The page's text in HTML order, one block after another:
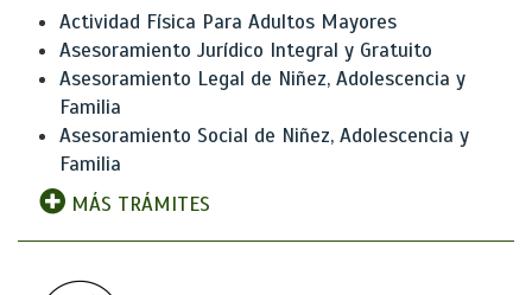
Actividad Física Para Adultos Mayores
Asesoramiento Jurídico Integral y Gratuito
Asesoramiento Legal de Niñez, Adolescencia y
Familia
Asesoramiento Social de Niñez, Adolescencia y
Familia
MÁS TRÁMITES